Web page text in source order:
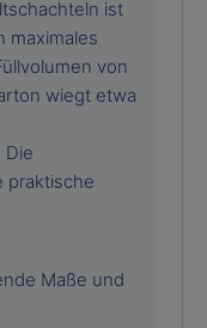
ist
maximales
von
wiegt etwa
praktische
Maße und